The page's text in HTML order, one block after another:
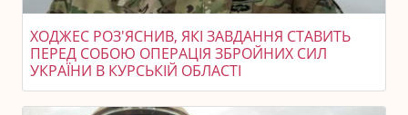
ХОДЖЕС РОЗ'ЯСНИВ, ЯКІ ЗАВДАННЯ СТАВИТЬ
ПЕРЕД СОБОЮ ОПЕРАЦІЯ ЗБРОЙНИХ СИЛ
УКРАЇНИ В КУРСЬКІЙ ОБЛАСТІ